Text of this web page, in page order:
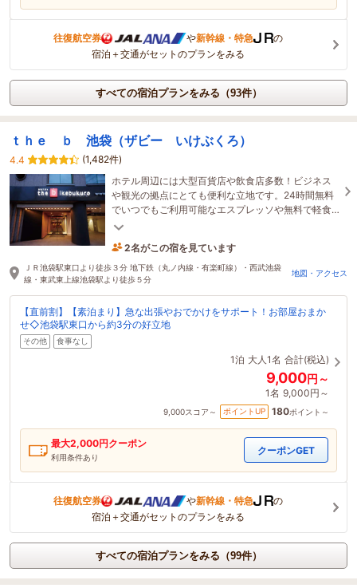
往復航空券 や新幹線・特急
の
宿泊＋交通がセットのプランをみる
すべての宿泊プランをみる（93件）
ｔｈｅ ｂ 池袋（ザビー いけぶくろ）
4.4
(1,482件)
ホテル周辺には大型百貨店や飲食店多数！ビジネス
や観光の拠点にとても便利な立地です。24時間無料
でいつでもご利用可能なエスプレッソや無料で軽食
がもらえる“tottette（トッテッテ）”のサービス充
2名がこの宿を見ています
8時間前に予約されました
ＪＲ池袋駅東口より徒歩３分 地下鉄（丸ノ内線・有楽町線）・西武池袋
線・東武東上線池袋駅より徒歩５分
地図・アクセス
【直前割】【素泊まり】急な出張やおでかけをサポート！お部屋おまか
せ◇池袋駅東口から約3分の好立地
その他 食事なし
1泊 大人1名 合計(税込)
9,000円～
1名 9,000円～
9,000スコア～ ポイントUP 180ポイント～
最大2,000円クーポン
利用条件あり
クーポンGET
往復航空券 や新幹線・特急
の
宿泊＋交通がセットのプランをみる
すべての宿泊プランをみる（99件）